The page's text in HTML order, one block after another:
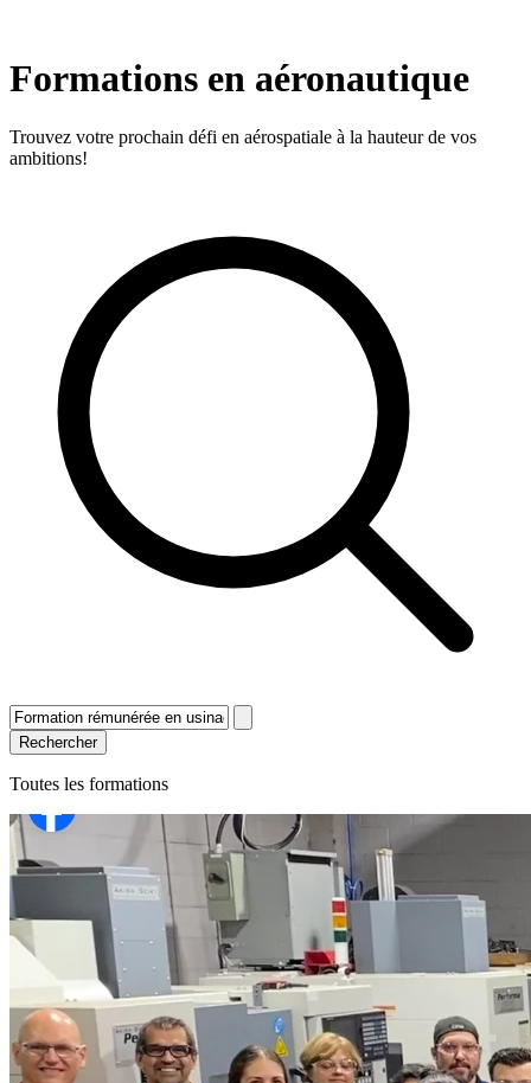
Formations en aéronautique
Trouvez votre prochain défi en aérospatiale à la hauteur de vos
ambitions!
Rechercher
Toutes les formations